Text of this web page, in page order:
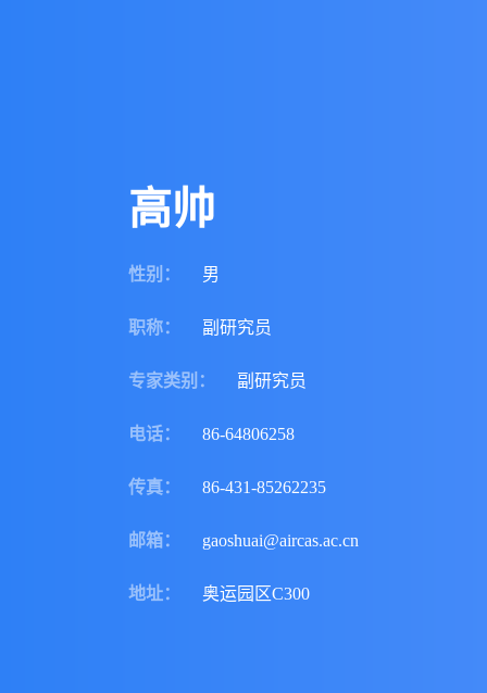
高帅
性别 ： 男
职称： 副研究员
专家类别 ： 副研究员
电话： 86-64806258
传真： 86-431-85262235
邮箱： gaoshuai@aircas.ac.cn
地址： 奥运园区C300